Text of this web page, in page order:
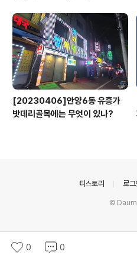
[20230406]안양6동 유흥가
밧데리골목에는 무엇이 있나?
0 0
티스토리 로그
© Daum